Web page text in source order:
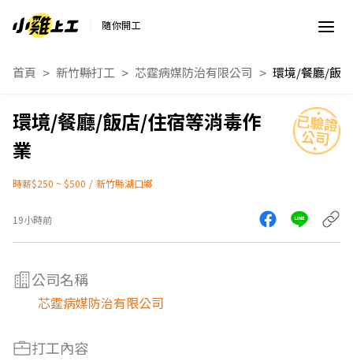
隨你開工
首頁 新竹縣打工 芯霆病媒防治有限公司
環境/餐廳/飯店/住宿等消毒作
業
時薪$250 ~ $500 / 新竹縣湖口鄉
19小時前
公司名稱
芯霆病媒防治有限公司
打工內容